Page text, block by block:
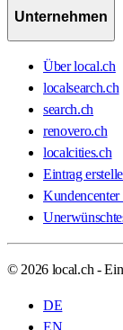
Unternehmen
Über local.ch
localsearch.ch
search.ch
renovero.ch
localcities.ch
Eintrag
Kundencenter
© 2026 local.ch -
DE